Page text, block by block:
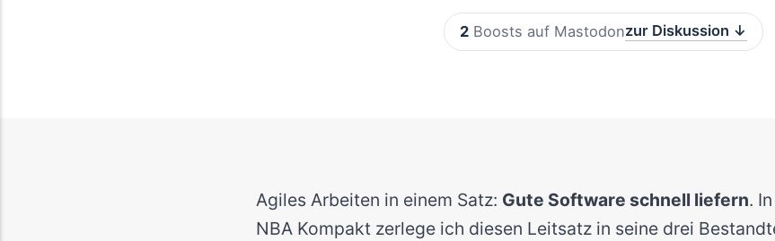
Agiles Arbeiten in einem Satz: Gute Software schnell liefern.
NBA Kompakt zerlege ich diesen Leitsatz in seine drei